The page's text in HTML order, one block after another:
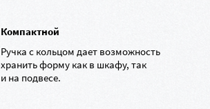
Компактной
Ручка с кольцом дает возможность
хранить форму как в шкафу, так
и на подвесе.